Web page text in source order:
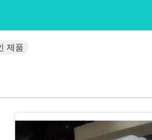
제품